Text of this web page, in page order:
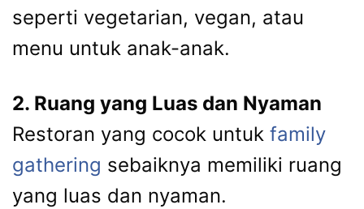
seperti vegetarian, vegan, atau
menu untuk anak-anak.
2. Ruang yang Luas dan Nyaman
Restoran yang cocok untuk family
gathering sebaiknya memiliki ruang
yang luas dan nyaman.